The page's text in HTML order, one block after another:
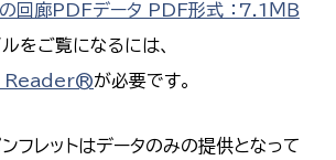
回廊PDFデータ PDF形式 ：7.1ＭＢ
をご覧になるには、
が必要です。
フレットはデータのみの提供となって